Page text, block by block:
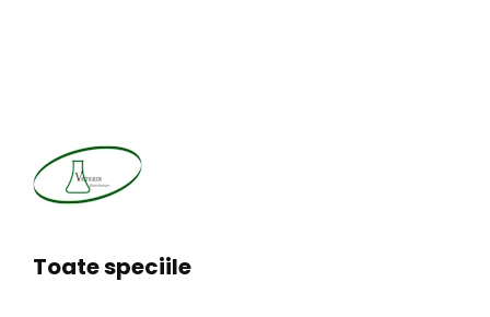
Toate speciile